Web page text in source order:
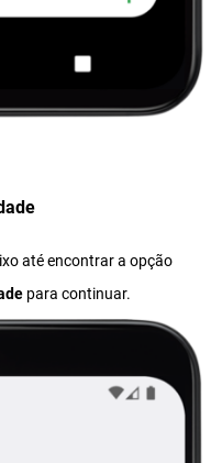
até encontrar a opção
para continuar.